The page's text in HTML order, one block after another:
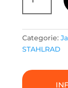
tabla
ALCAR
STAHLRAD
STAHLRAD
7Jx16H2
Categorie:
STAHLRAD